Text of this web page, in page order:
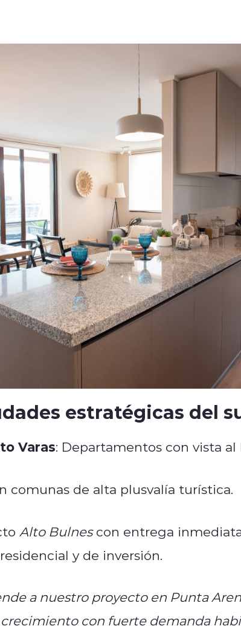
estratégicas del
Varas: Departamentos con vista al
comunas de alta plusvalía turística.
Alto Bulnescon entrega
y de inversión.
a nuestro proyecto en Punta
con fuerte demanda